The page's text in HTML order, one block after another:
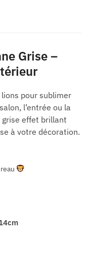
Grise –
pour sublimer
l’entrée ou la
effet brillant
à votre décoration.